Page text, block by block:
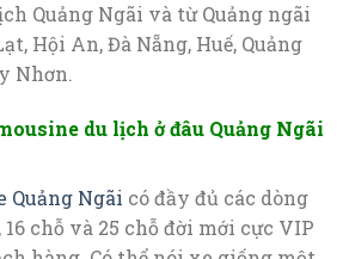
Quảng Ngãi và từ Quảng ngãi
Hội An, Đà Nẵng, Huế, Quảng
Nhơn.
du lịch ở đâu Quảng Ngãi
Quảng Ngãi có đầy đủ các dòng
chỗ và 25 chỗ đời mới cực VIP